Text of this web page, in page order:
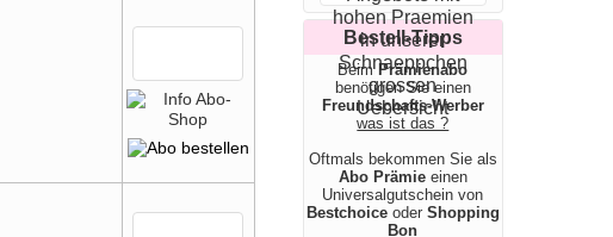
Bestell-Tipps
BeimPrämienabo
benötigen Sie einen
Freundschafts-Werber
was ist das ?
Oftmals bekommen Sie als
Abo Prämieeinen
Universalgutschein von
Bestchoiceoder Shopping
Bon